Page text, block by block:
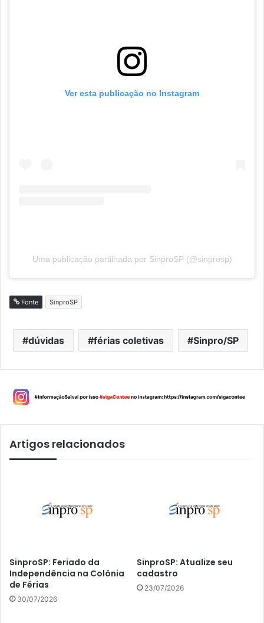
Ver esta publicação no Instagram
Uma publicação partilhada por SinproSP (@sinprosp)
Fonte SinproSP
dúvidas férias coletivas Sinpro/SP
Artigos relacionados
SinproSP: Feriado da
Independência na Colônia
de Férias
30/07/2026
SinproSP: Atualize seu
cadastro
23/07/2026